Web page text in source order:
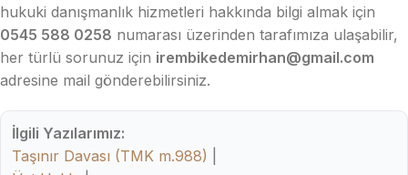
hukuki danışmanlık hizmetleri hakkında bilgi almak için
0545 588 0258 numarası üzerinden tarafımıza ulaşabilir,
her türlü sorunuz için irembikedemirhan@gmail.com
adresine mail gönderebilirsiniz.
İlgili Yazılarımız:
Taşınır Davası (TMK m.988)